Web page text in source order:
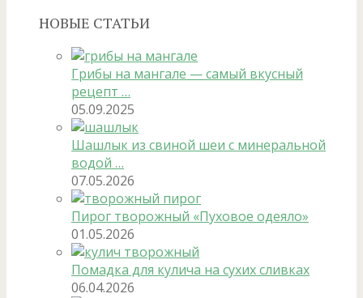
НОВЫЕ СТАТЬИ
Грибы на мангале — самый вкусный
рецепт …
05.09.2025
Шашлык из свиной шеи с минеральной
водой …
07.05.2026
Пирог творожный «Пуховое одеяло»
01.05.2026
Помадка для кулича на сухих сливках
06.04.2026